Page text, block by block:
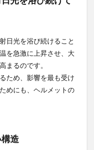
日光を浴び続けること
を急激に上昇させ、大
まるのです。
ため、影響を最も受け
めにも、ヘルメットの
造